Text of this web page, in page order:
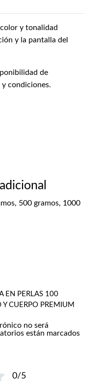
y tonalidad
y la pantalla del
de
condiciones.
500 gramos, 1000
EN PERLAS 100
Y CUERPO PREMIUM
no será
están marcados
0/5